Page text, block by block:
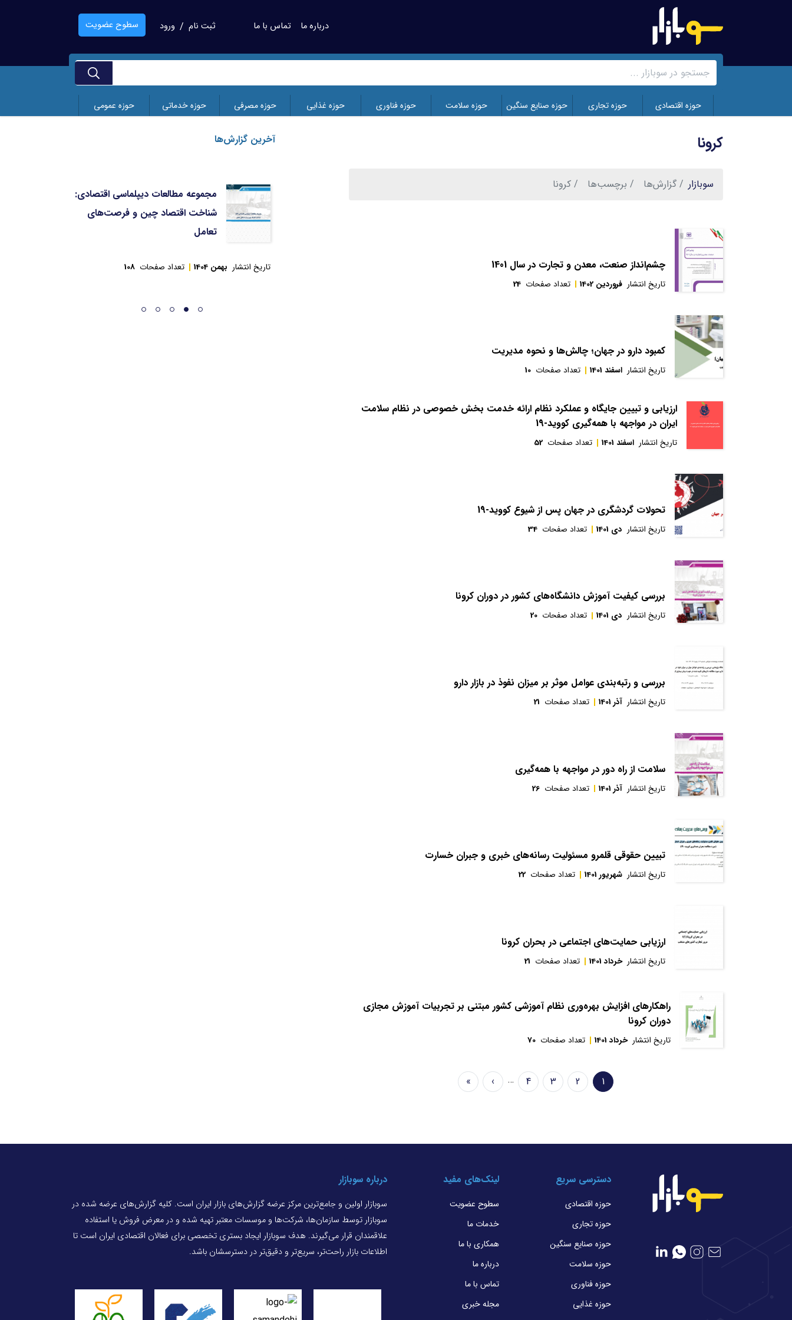
درباره ما تماس با ما ثبت نام / ورود سطوح عضویت
حوزه اقتصادی حوزه تجاری حوزه صنایع سنگین حوزه سلامت حوزه فناوری حوزه غذایی حوزه مصرفی حوزه خدماتی حوزه عمومی
کرونا
سوبازار گزارش‌ها برچسب‌ها کرونا
چشم‌انداز صنعت، معدن و تجارت در سال 1401
تاریخ انتشار فروردین 1402 تعداد صفحات 24
کمبود دارو در جهان؛ چالش‌ها و نحوه مدیریت
تاریخ انتشار اسفند 1401 تعداد صفحات 10
ارزیابی و تبیین جایگاه و عملکرد نظام ارائه خدمت بخش خصوصی در نظام سلامت
ایران در مواجهه با همه‌گیری کووید-19
تاریخ انتشار اسفند 1401 تعداد صفحات 52
تحولات گردشگری در جهان پس از شیوع کووید-19
تاریخ انتشار دی 1401 تعداد صفحات 34
بررسی کیفیت آموزش دانشگاه‌های کشور در دوران کرونا
تاریخ انتشار دی 1401 تعداد صفحات 20
بررسی و رتبه‌بندی عوامل موثر بر میزان نفوذ در بازار دارو
تاریخ انتشار آذر 1401 تعداد صفحات 21
سلامت از راه دور در مواجهه با همه‌گیری
تاریخ انتشار آذر 1401 تعداد صفحات 26
تبيين حقوقی قلمرو مسئوليت رسانه‌های خبری و جبران خسارت
تاریخ انتشار شهریور 1401 تعداد صفحات 22
ارزیابی حمایت‌های اجتماعی در بحران کرونا
تاریخ انتشار خرداد 1401 تعداد صفحات 21
راهکارهای افزایش بهره‌وری نظام آموزشی کشور مبتنی بر تجربیات آموزش مجازی
دوران کرونا
تاریخ انتشار خرداد 1401 تعداد صفحات 70
صفحه1
Page2
Page3
Page4
…
Next›
Last»
آخرین گزارش‌ها
مجموعه مطالعات دیپلماسی اقتصادی:
شناخت اقتصاد چین و فرصت‌های
تعامل
تاریخ انتشار بهمن 1404 تعداد صفحات 108
دسترسی سریع
حوزه اقتصادی
حوزه تجاری
حوزه صنایع سنگین
حوزه سلامت
حوزه فناوری
حوزه غذایی
لینک‌های مفید
سطوح عضویت
خدمات ما
همکاری با ما
درباره ما
تماس با ما
مجله خبری
درباره سوبازار
سوبازار اولین و جامع‌ترین مرکز عرضه گزارش‌های بازار ایران است. کلیه گزارش‌های عرضه شده در
سوبازار توسط سازمان‌ها، شرکت‌ها و موسسات معتبر تهیه شده و در معرض فروش یا استفاده
علاقمندان قرار می‌گیرند. هدف سوبازار ایجاد بستری تخصصی برای فعالان اقتصادی ایران است تا
اطلاعات بازار راحت‌تر، سریع‌تر و دقیق‌تر در دسترسشان باشد.